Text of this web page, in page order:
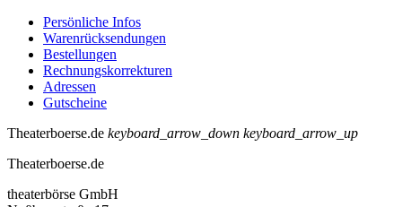
Persönliche Infos
Warenrücksendungen
Bestellungen
Rechnungskorrekturen
Adressen
Gutscheine
Theaterboerse.de keyboard_arrow_down keyboard_arrow_up
Theaterboerse.de
theaterbörse GmbH